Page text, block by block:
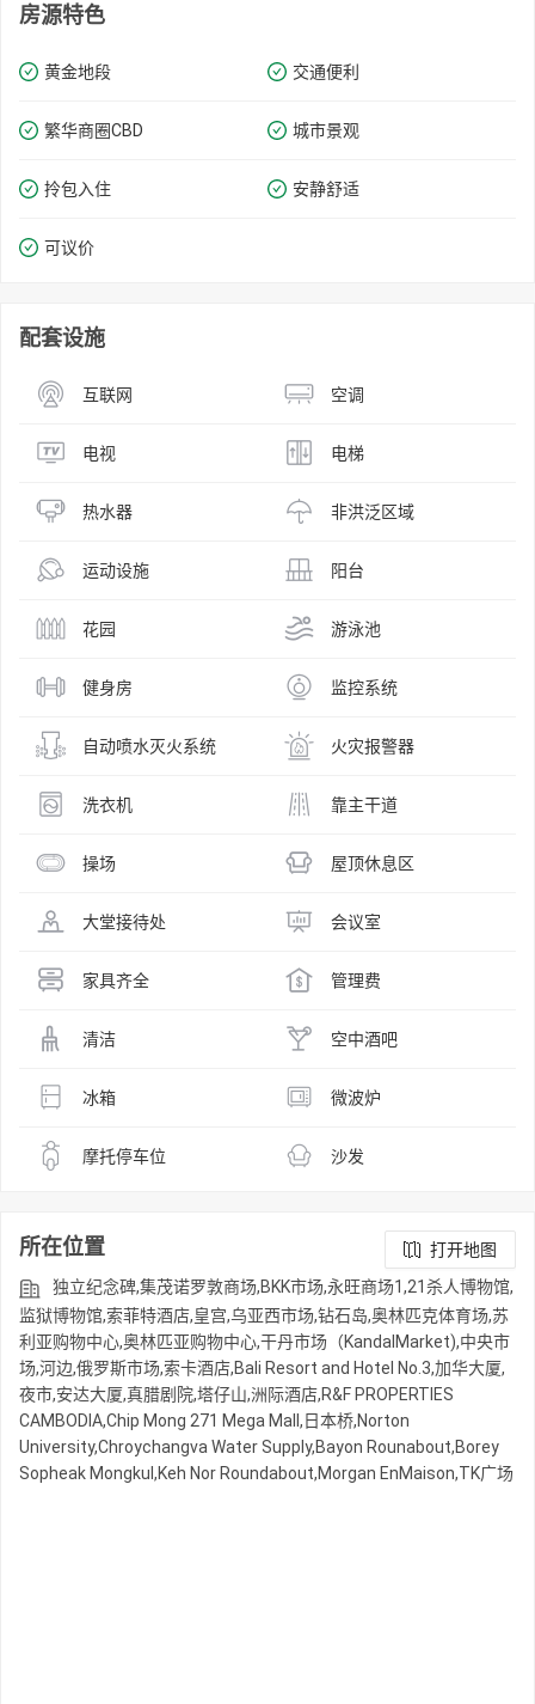
房源特色
黄金地段 交通便利
繁华商圈​​CBD 城市景观
拎包入住 安静舒适
可议价
配套设施
互联网 空调
电视 电梯
热水器 非洪泛区域
运动设施 阳台
花园 游泳池
健身房 监控系统
自动喷水灭火系统 火灾报警器
洗衣机 靠主干道
操场 屋顶休息区
大堂接待处 会议室
家具齐全 管理费
清洁 空中酒吧
冰箱 微波炉
摩托停车位 沙发
所在位置
打开地图
独立纪念碑,集茂诺罗敦商场,BKK市场,永旺商场1,21杀人博物馆,
监狱博物馆,索菲特酒店,皇宫,乌亚西市场,钻石岛,奥林匹克体育场,苏
利亚购物中心,奥林匹亚购物中心,干丹市场（KandalMarket),中央市
场,河边,俄罗斯市场,索卡酒店,Bali Resort and Hotel No.3,加华大厦,
夜市,安达大厦,真腊剧院,塔仔山,洲际酒店,R&F PROPERTIES
CAMBODIA,Chip Mong 271 Mega Mall,日本桥,Norton
University,Chroychangva Water Supply,Bayon Rounabout,Borey
Sopheak Mongkul,Keh Nor Roundabout,Morgan EnMaison,TK广场